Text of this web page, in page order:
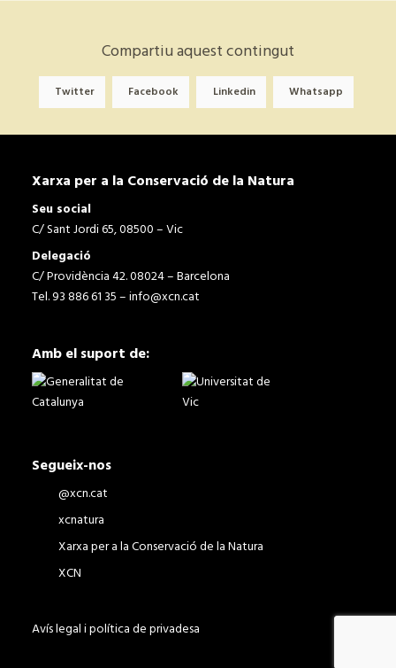
Compartiu aquest contingut
Twitter Facebook Linkedin Whatsapp
Xarxa per a la Conservació de la Natura
Seu social
C/ Sant Jordi 65, 08500 – Vic
Delegació
C/ Providència 42. 08024 – Barcelona
Tel. 93 886 61 35 –info@xcn.cat
Amb el suport de:
Segueix-nos
@xcn.cat
xcnatura
Xarxa per a la Conservació de la Natura
XCN
Avís legal i política de privadesa